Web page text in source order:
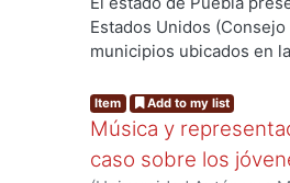
Estados Unidos
municipios ubicados en
migración muy alto; se
Estados Unidos,
mencionar que la
necesariamente existen
Item Add to my list
Música y
caso sobre los